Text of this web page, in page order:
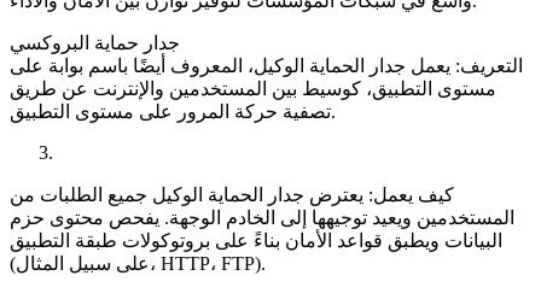
جدار حماية البروكسي
التعريف: يعمل جدار الحماية الوكيل، المعروف أيضًا باسم بوابة على
مستوى التطبيق، كوسيط بين المستخدمين والإنترنت عن طريق
تصفية حركة المرور على مستوى التطبيق.
كيف يعمل: يعترض جدار الحماية الوكيل جميع الطلبات من
المستخدمين ويعيد توجيهها إلى الخادم الوجهة. يفحص محتوى حزم
البيانات ويطبق قواعد الأمان بناءً على بروتوكولات طبقة التطبيق
(على سبيل المثال، HTTP، FTP).